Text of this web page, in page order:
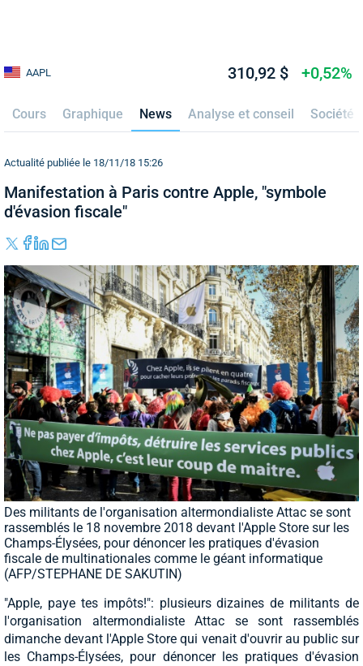
AAPL 310,92 $ +0,52%
Cours Graphique News Analyse et conseil Société
Actualité publiée le 18/11/18 15:26
Manifestation à Paris contre Apple, "symbole
d'évasion fiscale"
Des militants de l'organisation altermondialiste Attac se sont
rassemblés le 18 novembre 2018 devant l'Apple Store sur les
Champs-Élysées, pour dénoncer les pratiques d'évasion
fiscale de multinationales comme le géant informatique
(AFP/STEPHANE DE SAKUTIN)
"Apple, paye tes impôts!": plusieurs dizaines de militants de
l'organisation altermondialiste Attac se sont rassemblés
dimanche devant l'Apple Store qui venait d'ouvrir au public sur
les Champs-Élysées, pour dénoncer les pratiques d'évasion